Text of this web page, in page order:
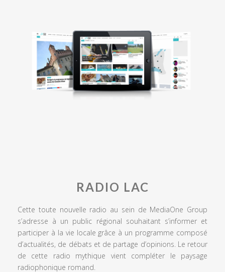
RADIO LAC
Cette toute nouvelle radio au sein de MediaOne Group
s’adresse à un public régional souhaitant s’informer et
participer à la vie locale grâce à un programme composé
d’actualités, de débats et de partage d’opinions. Le retour
de cette radio mythique vient compléter le paysage
radiophonique romand.